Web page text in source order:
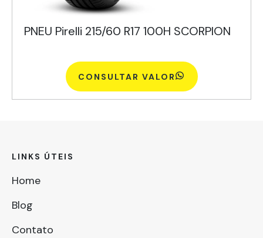
PNEU Pirelli 215/60 R17 100H SCORPION
CONSULTAR VALOR
LINKS ÚTEIS
Home
Blog
Contato